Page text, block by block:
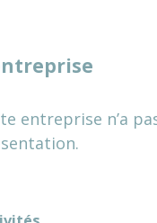
entreprise n’a